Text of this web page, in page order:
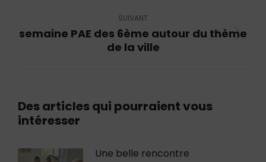
:
SUIVANT
Article
semaine PAE des 6ème autour du thème
de la ville
Des articles qui pourraient vous
intéresser
Une belle rencontre